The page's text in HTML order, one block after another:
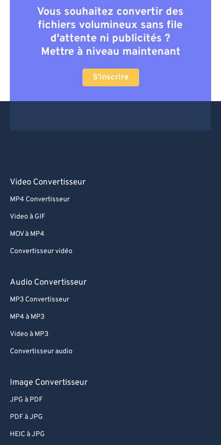
Vous souhaitez convertir des
fichiers volumineux sans file
d'attente ni publicités ?
Mettre à niveau maintenant
S'inscrire
Video Convertisseur
MP4 Convertisseur
Video à GIF
MOV à MP4
Convertisseur vidéo
Audio Convertisseur
MP3 Convertisseur
MP4 à MP3
Video à MP3
Convertisseur audio
Image Convertisseur
JPG à PDF
PDF à JPG
HEIC à JPG